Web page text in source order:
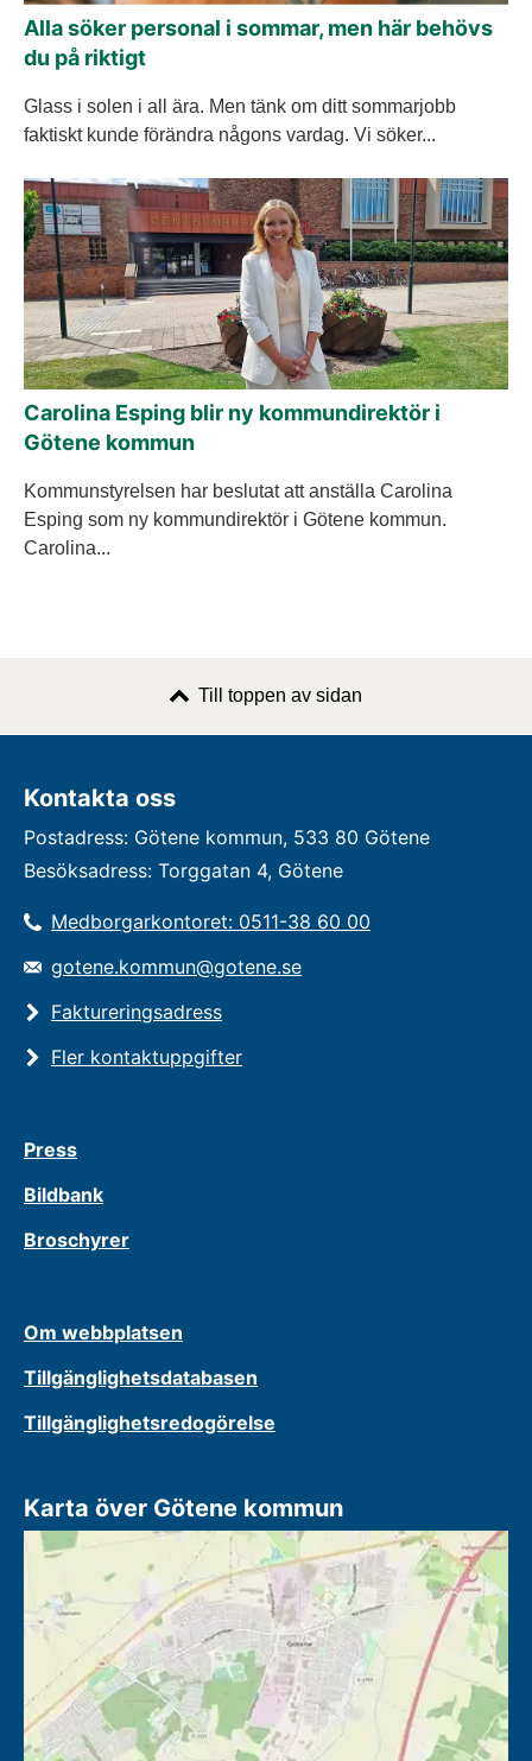
Alla söker personal i sommar, men här behövs
du på riktigt
Glass i solen i all ära. Men tänk om ditt sommarjobb
faktiskt kunde förändra någons vardag. Vi söker...
Carolina Esping blir ny kommundirektör i
Götene kommun
Kommunstyrelsen har beslutat att anställa Carolina
Esping som ny kommundirektör i Götene kommun.
Carolina...
Till toppen av sidan
Kontakta oss
Postadress: Götene kommun, 533 80 Götene
Besöksadress: Torggatan 4, Götene
Medborgarkontoret: 0511-38 60 00
gotene.kommun@gotene.se
Faktureringsadress
Fler kontaktuppgifter
Press
Bildbank
Broschyrer
Om webbplatsen
Tillgänglighetsdatabasen
Tillgänglighetsredogörelse
Karta över Götene kommun